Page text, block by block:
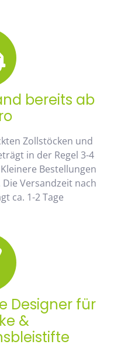
bereits ab
Zollstöcken und
in der Regel 3-4
Bestellungen
Versandzeit nach
ca. 1-2 Tage
Designer für
&